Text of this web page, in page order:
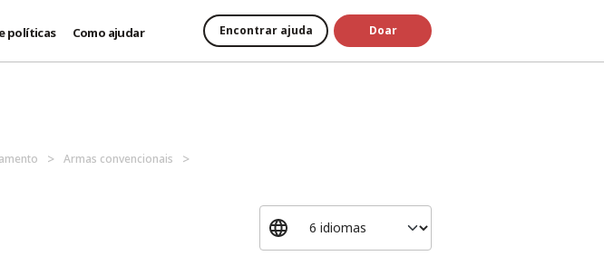
políticas Como ajudar Encontrar ajuda Doar
Armas convencionais